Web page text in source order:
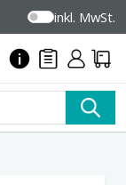
inkl. MwSt.